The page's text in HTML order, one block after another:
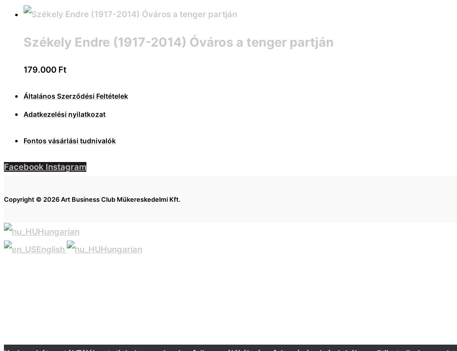
Székely Endre (1917-2014) Óváros a tenger partján
179.000 Ft
Általános Szerződési Feltételek
Adatkezelési nyilatkozat
Fontos vásárlási tudnivalók
Facebook Instagram
Copyright © 2026 Art Business Club Műkereskedelmi Kft.
Hungarian
English
Hungarian